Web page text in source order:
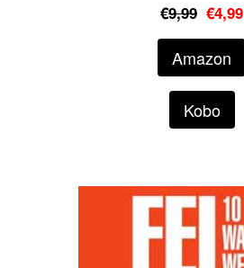
€9,99 €4,99
Amazon
Kobo